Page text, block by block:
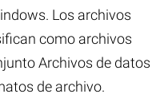
Los archivos
como archivos
Archivos de datos
de archivo.